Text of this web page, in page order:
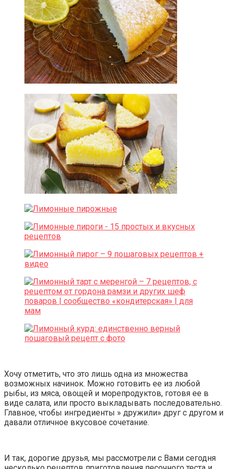
Хочу отметить, что это лишь одна из множества
возможных начинок. Можно готовить ее из любой
рыбы, из мяса, овощей и морепродуктов, готовя ее в
виде салата, или просто выкладывать последовательно.
Главное, чтобы ингредиенты » дружили» друг с другом и
давали отличное вкусовое сочетание.
И так, дорогие друзья, мы рассмотрели с Вами сегодня